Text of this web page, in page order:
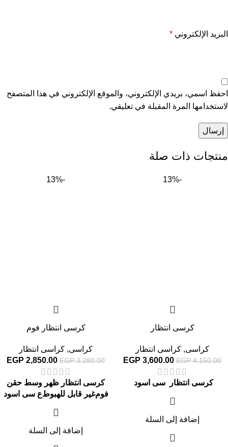
البريد الإلكتروني *
احفظ اسمي، بريدي الإلكتروني، والموقع الإلكتروني في هذا المتصفح
لاستخدامها المرة المقبلة في تعليقي.
منتجات ذات صلة
-13%
كرسى انتظار
كراسى, كراسى انتظار
EGP4,150.00
EGP 3,600.00
كرسى انتظار سى اسود
إضافة إلى السلة
-13%
كرسى انتظار فوم
كراسى, كراسى انتظار
EGP3,280.00
EGP 2,850.00
كرسى انتظار ظهر وسط حقن
فومغير قابل للهبوطع سى اسود
إضافة إلى السلة